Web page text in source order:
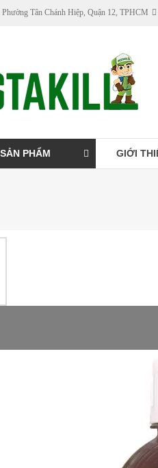
Tân Chánh Hiệp, Quận 12, TPHCM
PHẨM GIỚI